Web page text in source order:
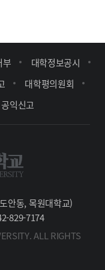
부
대학정보공시
대학평의원회
공익신고
안동, 목원대학교)
829-7174
ALL RIGHTS